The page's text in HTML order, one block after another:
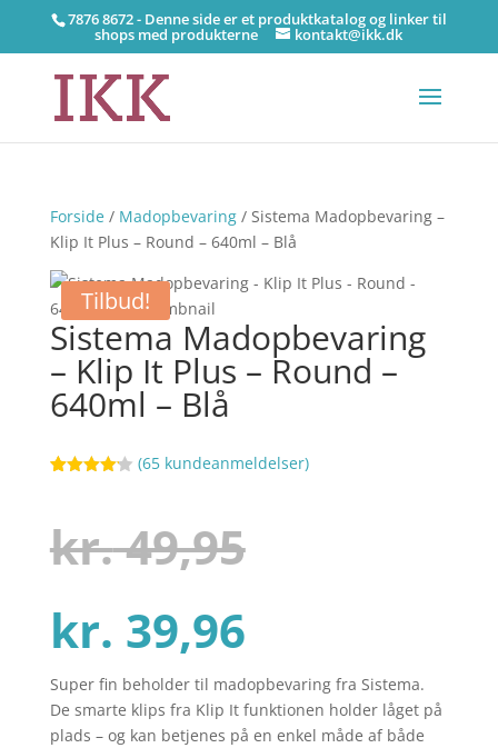
7876 8672 - Denne side er et produktkatalog og linker til
shops med produkterne kontakt@ikk.dk
Forside/ Madopbevaring/ Sistema Madopbevaring –
Klip It Plus – Round – 640ml – Blå
Tilbud!
Sistema Madopbevaring
– Klip It Plus – Round –
640ml – Blå
baseret
på
kundebedø
(65 kundeanmeldelser)
kr.49,95
pris
kr. 39,96Den
aktuelle
Super fin beholder til madopbevaring fra Sistema.
De smarte klips fra Klip It funktionen holder låget på
plads – og kan betjenes på en enkel måde af både